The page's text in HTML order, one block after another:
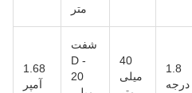
متر
1.8
درجه
40
میلی
شفت
D -
20
1.68
آمپر